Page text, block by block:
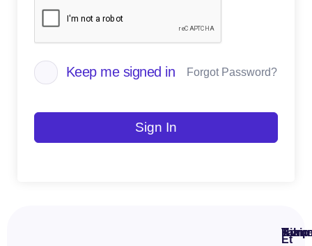
Keep me signed in Forgot Password?
Sign In
Takip
Et